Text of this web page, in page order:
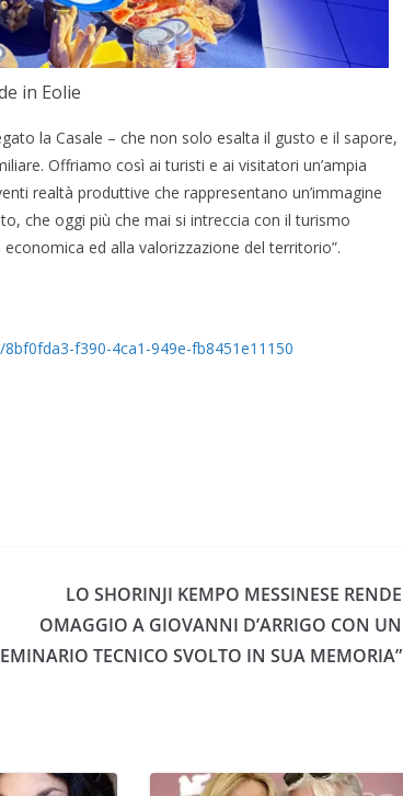
in Eolie
la Casale – che non solo esalta il gusto e il sapore,
Offriamo così ai turisti e ai visitatori un’ampia
realtà produttive che rappresentano un’immagine
che oggi più che mai si intreccia con il turismo
ed alla valorizzazione del territorio”.
f390-4ca1-949e-fb8451e11150
LO SHORINJI KEMPO MESSINESE RENDE
OMAGGIO A GIOVANNI D’ARRIGO CON UN
TECNICO SVOLTO IN SUA MEMORIA”